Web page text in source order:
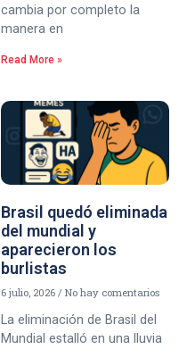
cambia por completo la
manera en
Read More »
Brasil quedó eliminada
del mundial y
aparecieron los
burlistas
6 julio, 2026 No hay comentarios
La eliminación de Brasil del
Mundial estalló en una lluvia